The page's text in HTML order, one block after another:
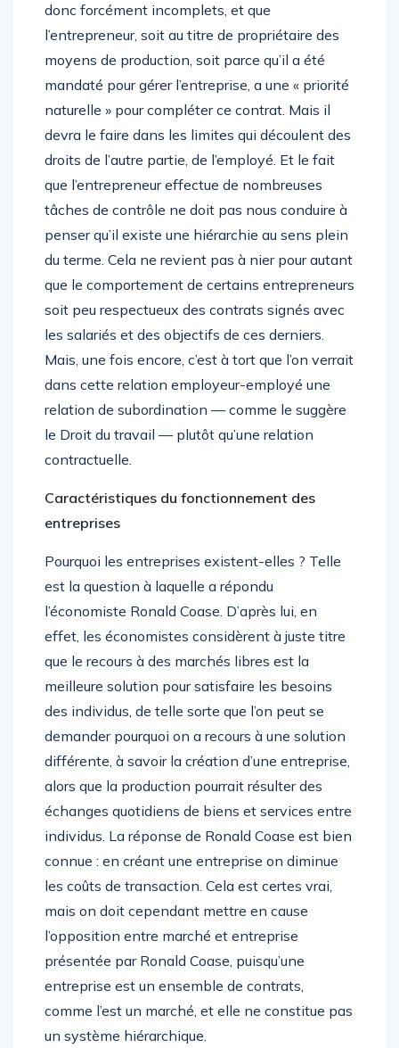
donc forcément incomplets, et que
l’entrepreneur, soit au titre de propriétaire des
moyens de production, soit parce qu’il a été
mandaté pour gérer l’entreprise, a une « priorité
naturelle » pour compléter ce contrat. Mais il
devra le faire dans les limites qui découlent des
droits de l’autre partie, de l’employé. Et le fait
que l’entrepreneur effectue de nombreuses
tâches de contrôle ne doit pas nous conduire à
penser qu’il existe une hiérarchie au sens plein
du terme. Cela ne revient pas à nier pour autant
que le comportement de certains entrepreneurs
soit peu respectueux des contrats signés avec
les salariés et des objectifs de ces derniers.
Mais, une fois encore, c’est à tort que l’on verrait
dans cette relation employeur-employé une
relation de subordination — comme le suggère
le Droit du travail — plutôt qu’une relation
contractuelle.
Caractéristiques du fonctionnement des
entreprises
Pourquoi les entreprises existent-elles ? Telle
est la question à laquelle a répondu
l’économiste Ronald Coase. D’après lui, en
effet, les économistes considèrent à juste titre
que le recours à des marchés libres est la
meilleure solution pour satisfaire les besoins
des individus, de telle sorte que l’on peut se
demander pourquoi on a recours à une solution
différente, à savoir la création d’une entreprise,
alors que la production pourrait résulter des
échanges quotidiens de biens et services entre
individus. La réponse de Ronald Coase est bien
connue : en créant une entreprise on diminue
les coûts de transaction. Cela est certes vrai,
mais on doit cependant mettre en cause
l’opposition entre marché et entreprise
présentée par Ronald Coase, puisqu’une
entreprise est un ensemble de contrats,
comme l’est un marché, et elle ne constitue pas
un système hiérarchique.